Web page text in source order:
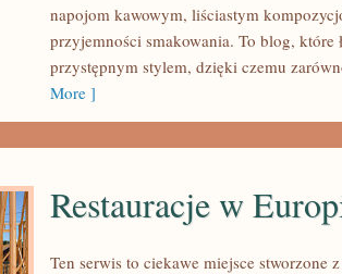
MIESZANKI
napojom kawowym, liściastym
przyjemności smakowania. To blog, które
przystępnym stylem, dzięki czemu
More ]
Restauracje w
Ten serwis to ciekawe miejsce stworzone